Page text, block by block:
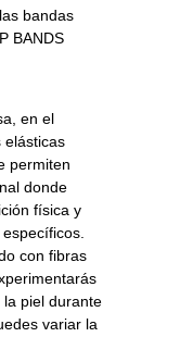
bandas
BANDS
en el
elásticas
permiten
donde
física y
con fibras
piel durante
variar la